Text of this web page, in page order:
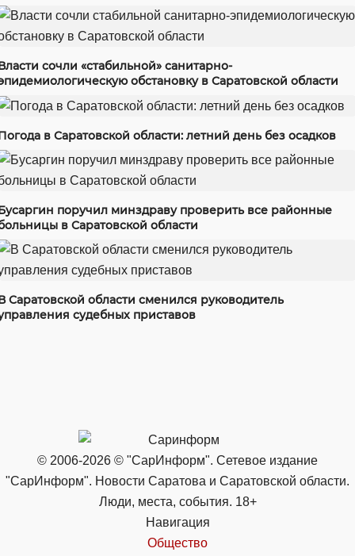
сочли «стабильной» санитарно-
обстановку в Саратовской области
в Саратовской области: летний день без осадков
поручил минздраву проверить все районные
в Саратовской области
Саратовской области сменился руководитель
судебных приставов
© 2006-2026 © "СарИнформ". Сетевое издание
"СарИнформ". Новости Саратова и Саратовской области.
Люди, места, события. 18+
Навигация
Общество